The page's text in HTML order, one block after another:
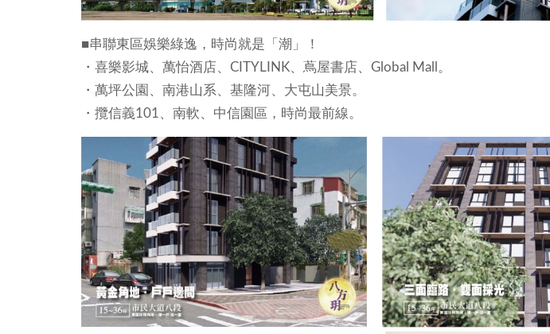
■串聯東區娛樂綠逸，時尚就是「潮」！
・喜樂影城、萬怡酒店、CITYLINK、蔦屋書店、Global Mall。
・萬坪公園、南港山系、基隆河、大屯山美景。
・攬信義101、南軟、中信園區，時尚最前線。